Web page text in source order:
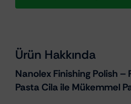
Ürün Hakkında
Nanolex Finishing Polish
Pasta Cila ile Mükemmel